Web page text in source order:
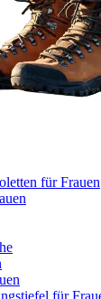
für Frauen
für